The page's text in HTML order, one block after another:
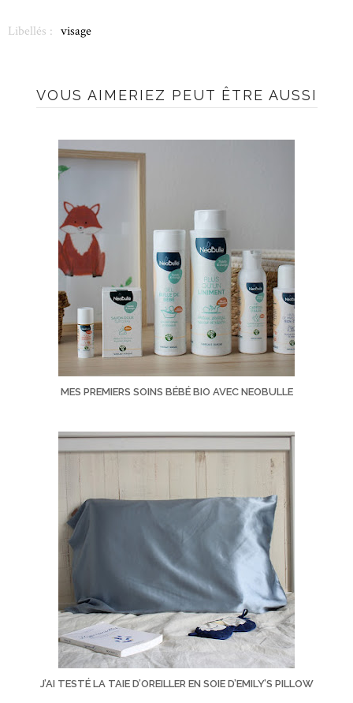
Libellés : visage
VOUS AIMERIEZ PEUT ÊTRE AUSSI
MES PREMIERS SOINS BÉBÉ BIO AVEC NEOBULLE
J’AI TESTÉ LA TAIE D’OREILLER EN SOIE D’EMILY’S PILLOW